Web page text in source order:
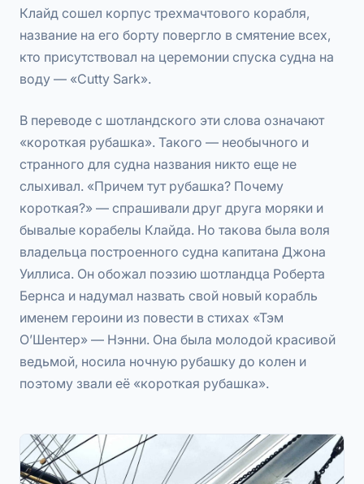
Клайд сошел корпус трехмачтового корабля,
название на его борту повергло в смятение всех,
кто присутствовал на церемонии спуска судна на
воду — «Cutty Sark».
В переводе с шотландского эти слова означают
«короткая рубашка». Такого — необычного и
странного для судна названия никто еще не
слыхивал. «Причем тут рубашка? Почему
короткая?» — спрашивали друг друга моряки и
бывалые корабелы Клайда. Но такова была воля
владельца построенного судна капитана Джона
Уиллиса. Он обожал поэзию шотландца Роберта
Бернса и надумал назвать свой новый корабль
именем героини из повести в стихах «Тэм
О’Шентер» — Нэнни. Она была молодой красивой
ведьмой, носила ночную рубашку до колен и
поэтому звали её «короткая рубашка».